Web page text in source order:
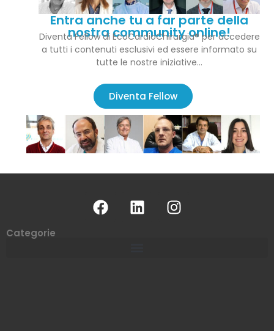
Entra anche tu a far parte della
nostra community online!
Diventa Fellow di EcoCardioChirurgia® per accedere
a tutti i contenuti esclusivi ed essere informato su
tutte le nostre iniziative…
Diventa Fellow
Categorie